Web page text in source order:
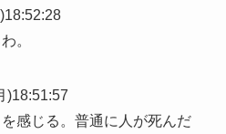
。
)18:51:57
感じる。普通に人が死んだ